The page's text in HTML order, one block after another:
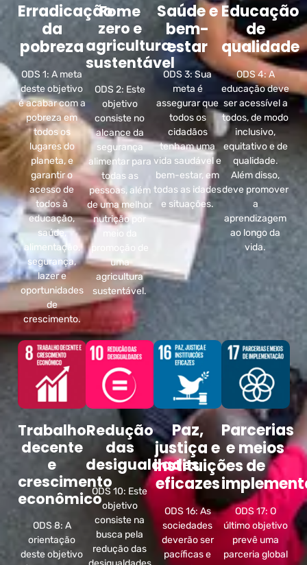
Erradicação
da
pobreza
ODS 1: A meta
deste objetivo
é acabar com a
pobreza em
todos os
lugares do
planeta, e
garantir o
acesso de
todos à
educação,
saúde,
alimentação,
segurança,
lazer e
oportunidades
de
crescimento.
Fome
zero e
agricultura
sustentável
ODS 2: Este
objetivo
consiste no
alcance da
segurança
alimentar para
todas as
pessoas, além
de uma melhor
nutrição por
meio da
promoção de
uma
agricultura
sustentável.
Saúde e
bem-
estar
ODS 3: Sua
meta é
assegurar que
todos os
cidadãos
tenham uma
vida saudável e
bem-estar, em
todas as idades
e situações.
Educação
de
qualidade
ODS 4: A
educação deve
ser acessível a
todos, de modo
inclusivo,
equitativo e de
qualidade.
Além disso,
deve promover
a
aprendizagem
ao longo da
vida.
Trabalho
decente
e
crescimento
econômico
ODS 8: A
orientação
deste objetivo
Redução
das
desigualdades
ODS 10: Este
objetivo
consiste na
busca pela
redução das
Paz,
justiça e
instituições
eficazes
ODS 16: As
sociedades
deverão ser
pacíficas e
Parcerias
e meios
de
ODS 17: O
último objetivo
prevê uma
parceria global